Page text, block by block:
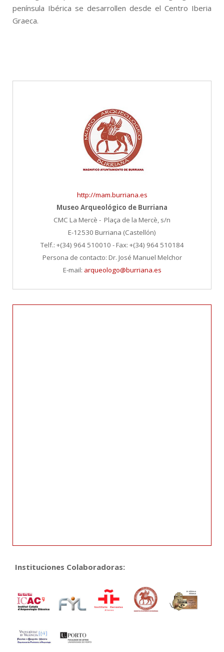
península Ibérica se desarrollen desde el Centro Iberia
Graeca.
http://mam.burriana.es
Museo Arqueológico de Burriana
CMC La Mercè - Plaça de la Mercè, s/n
E-12530 Burriana (Castellón)
Telf.: +(34) 964 510010 -Fax: +(34) 964 510184
Persona de contacto: Dr. José Manuel Melchor
E-mail: arqueologo@burriana.es
Instituciones Colaboradoras: